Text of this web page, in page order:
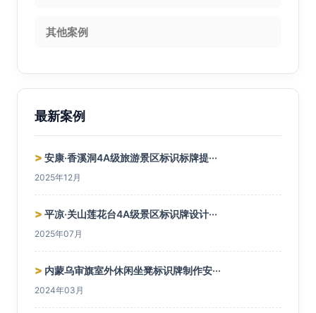
其他案例
最新案例
> 安康·香溪洞4A级旅游景区标识标牌提···
2025年12月
> 平凉·关山莲花台4A级景区标识牌设计···
2025年07月
> 内蒙乌审旗室外休闲坐凳标识牌制作安···
2024年03月